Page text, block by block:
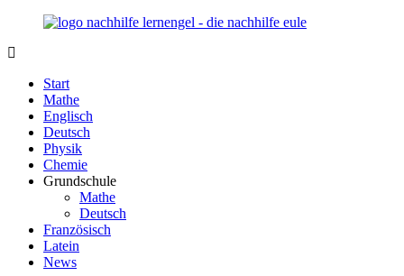
Zurück
Inhalt
Lernengel.de
Nachhilfe-
Eule
berät
zum
Thema
Nachhilfe
Lernen
wieder
Spaß
Start
Mathe
Englisch
Deutsch
Physik
Chemie
Grundschule
Mathe
Deutsch
Französisch
Latein
News